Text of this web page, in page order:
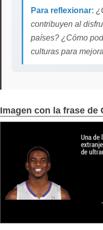
Para reflexionar:
contribuyen al
países? ¿Cómo
culturas para
Imagen con la frase de